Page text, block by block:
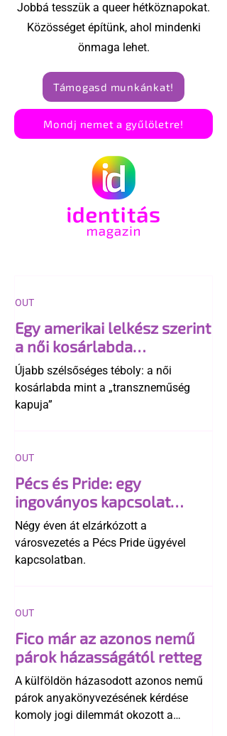
Jobbá tesszük a queer hétköznapokat.
Közösséget építünk, ahol mindenki
önmaga lehet.
Támogasd munkánkat!
Mondj nemet a gyűlöletre!
Egy amerikai lelkész szerint
a női kosárlabda
transzneműséghez vezet
Újabb szélsőséges téboly: a női
kosárlabda mint a „transzneműség
kapuja”
OUT
Pécs és Pride: egy
ingoványos kapcsolat
története
Négy éven át elzárkózott a
városvezetés a Pécs Pride ügyével
kapcsolatban.
OUT
Fico már az azonos nemű
párok házasságától retteg
A külföldön házasodott azonos nemű
párok anyakönyvezésének kérdése
komoly jogi dilemmát okozott a
OUT